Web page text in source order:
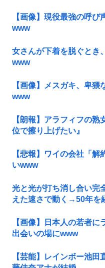
【画像】現役最強の呼
www
女さんが下着を脱ぐとき
www
【画像】メスガキ、卑
www
【朗報】アラフィフの
位で擦り上げたい』
【悲報】ワイの会社「
いwww
光と光が打ち消し合い完
えた速さで動く→50年を
【画像】日本人の若者
出会いの場にwww
【芸能】レインボー池